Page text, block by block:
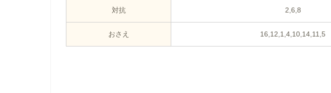
対抗 2,6,8
おさえ 16,12,1,4,10,14,11,5